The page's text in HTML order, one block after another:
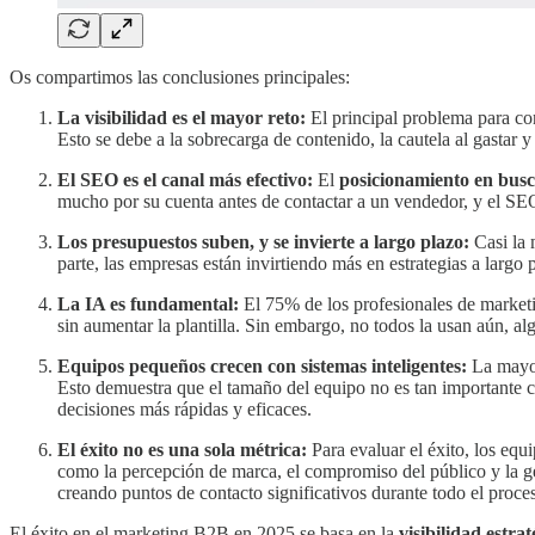
Os compartimos las conclusiones principales:
La visibilidad es el mayor reto: El principal problema para
Esto se debe a la sobrecarga de contenido, la cautela al
El SEO es el canal más efectivo: El posicionamiento en
mucho por su cuenta antes de contactar a un vendedor, y el
Los presupuestos suben, y se invierte a largo plazo: Casi la
parte, las empresas están invirtiendo más en estrategias a
La IA es fundamental: El 75% de los profesionales de
sin aumentar la plantilla. Sin embargo, no todos la usan aún,
Equipos pequeños crecen con sistemas inteligentes: La
Esto demuestra que el tamaño del equipo no es tan
decisiones más rápidas y eficaces.
El éxito no es una sola métrica: Para evaluar el éxito, los
como la percepción de marca, el compromiso del público y la
creando puntos de contacto significativos durante todo el